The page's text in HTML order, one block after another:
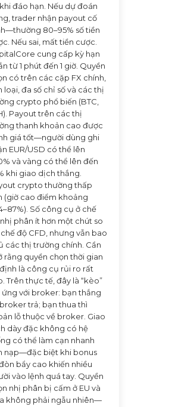
đáo hạn. Nếu dự đoán
trader nhận payout cố
80–95% số tiền
Nếu sai, mất tiền cược.
cung cấp kỳ hạn
từ 1 phút đến 1 giờ. Quyền
có trên các cặp FX chính,
loại, đa số chỉ số và các thị
crypto phổ biến (BTC,
Payout trên các thị
thanh khoản cao được
giá tốt—người dùng ghi
EUR/USD có thể lên
và vàng có thể lên đến
khi giao dịch thắng.
crypto thường thấp
(giờ cao điểm khoảng
Số công cụ ở chế
phân ít hơn một chút so
độ CFD, nhưng vẫn bao
các thị trường chính. Cần
rằng quyền chọn thời gian
là công cụ rủi ro rất
Trên thực tế, đây là “kèo”
ứng với broker: bạn thắng
trả; bạn thua thì
lỗ thuộc về broker. Giao
dày đặc không có hệ
có thể làm cạn nhanh
nạp—đặc biệt khi bonus
bẩy cao khiến nhiều
vào lệnh quá tay. Quyền
nhị phân bị cấm ở EU và
không phải ngẫu nhiên—